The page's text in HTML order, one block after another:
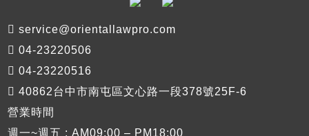
service@orientallawpro.com
04-23220506
04-23220516
40862台中市南屯區文心路一段378號25F-6
營業時間
週一~週五 : AM09:00 – PM18:00